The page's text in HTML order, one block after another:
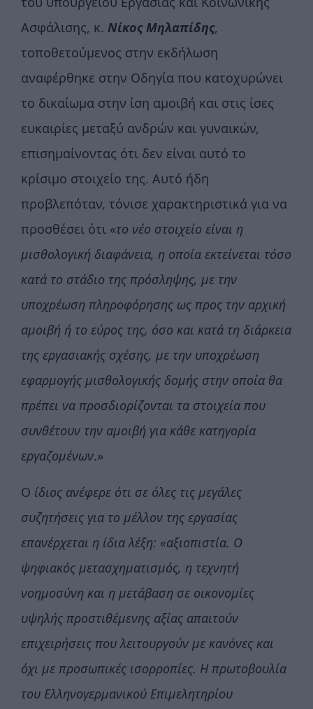
Ασφάλισης, κ. Nίκος Μηλαπίδης,
τοποθετούμενος στην εκδήλωση
αναφέρθηκε στην Οδηγία που κατοχυρώνει
το δικαίωμα στην ίση αμοιβή και στις ίσες
ευκαιρίες μεταξύ ανδρών και γυναικών,
επισημαίνοντας ότι δεν είναι αυτό το
κρίσιμο στοιχείο της. Αυτό ήδη
προβλεπόταν, τόνισε χαρακτηριστικά για να
προσθέσει ότι «το νέο στοιχείο είναι η
μισθολογική διαφάνεια, η οποία εκτείνεται τόσο
κατά το στάδιο της πρόσληψης, με την
υποχρέωση πληροφόρησης ως προς την αρχική
αμοιβή ή το εύρος της, όσο και κατά τη διάρκεια
της εργασιακής σχέσης, με την υποχρέωση
εφαρμογής μισθολογικής δομής στην οποία θα
πρέπει να προσδιορίζονται τα στοιχεία που
συνθέτουν την αμοιβή για κάθε κατηγορία
εργαζομένων.»
Ο ίδιος ανέφερε ότι σε όλες τις μεγάλες
συζητήσεις για το μέλλον της εργασίας
επανέρχεται η ίδια λέξη: «αξιοπιστία. Ο
ψηφιακός μετασχηματισμός, η τεχνητή
νοημοσύνη και η μετάβαση σε οικονομίες
υψηλής προστιθέμενης αξίας απαιτούν
επιχειρήσεις που λειτουργούν με κανόνες και
όχι με προσωπικές ισορροπίες. Η πρωτοβουλία
του Ελληνογερμανικού Επιμελητηρίου